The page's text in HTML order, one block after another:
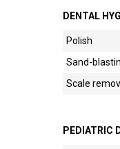
DENTAL
Polish
Sand-
Scale
PEDIATRIC